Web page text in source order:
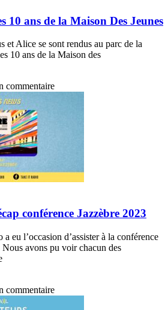
10 ans de la Maison Des Jeunes
et Alice se sont rendus au parc de la
10 ans de la Maison des
commentaire
conférence Jazzèbre 2023
eu l’occasion d’assister à la conférence
avons pu voir chacun des
commentaire